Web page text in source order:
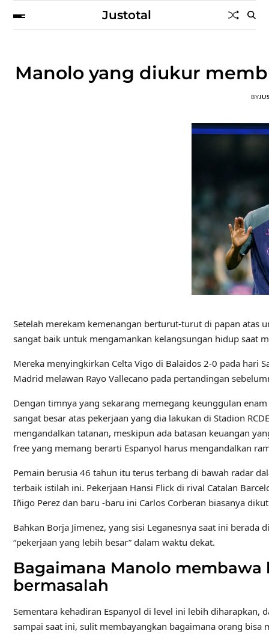
Justotal
Manolo yang diukur
BY
Setelah merekam kemenangan berturut-turut di papan atas
sangat baik untuk mengamankan kelangsungan hidup saat
Mereka menyingkirkan Celta Vigo di Balaidos 2-0 pada hari
Madrid melawan Rayo Vallecano pada pertandingan
Dengan timnya yang sekarang memegang keunggulan
sangat besar atas pekerjaan yang dia lakukan di Stadion
mengandalkan tatanan, meskipun ada batasan keuangan
free yang memang berarti Espanyol harus mengandalkan
Pemain berusia 46 tahun itu terus terbang di bawah radar
terbaik istilah ini. Pekerjaan Hansi Flick di rival Catalan
Iñigo Perez dan baru -baru ini Carlos Corberan biasanya
Bahkan Borja Jimenez, yang sisi Leganesnya saat ini
“pekerjaan yang lebih besar” dalam waktu dekat.
Bagaimana Manolo
bermasalah
Sementara kehadiran Espanyol di level ini lebih
sampai saat ini, sulit membayangkan bagaimana orang